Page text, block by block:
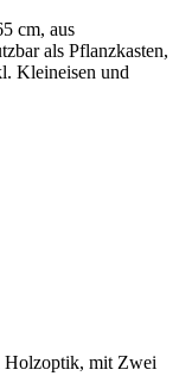
cm, aus
als Pflanzkasten,
Kleineisen und
Holzoptik, mit Zwei